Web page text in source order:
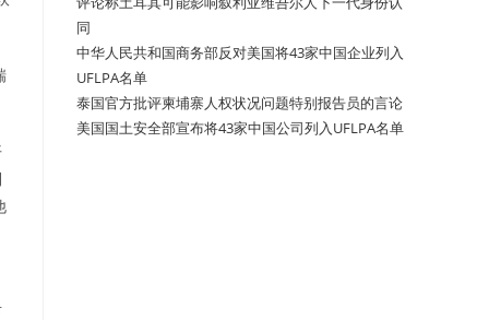
同
中华人民共和国商务部反对美国将43家中国企业列入
UFLPA名单
泰国官方批评柬埔寨人权状况问题特别报告员的言论
美国国土安全部宣布将43家中国公司列入UFLPA名单